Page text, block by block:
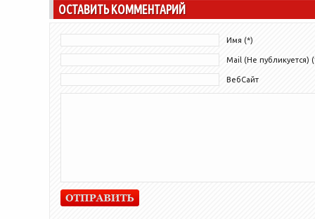
ОСТАВИТЬ КОММЕНТАРИЙ
Имя (*)
Mail (Не публикуется)
ВебСайт